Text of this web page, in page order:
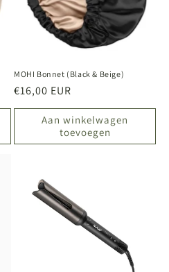
MOHI Bonnet (Black & Beige)
Normale
prijs
€16,00 EUR
Aan winkelwagen
toevoegen